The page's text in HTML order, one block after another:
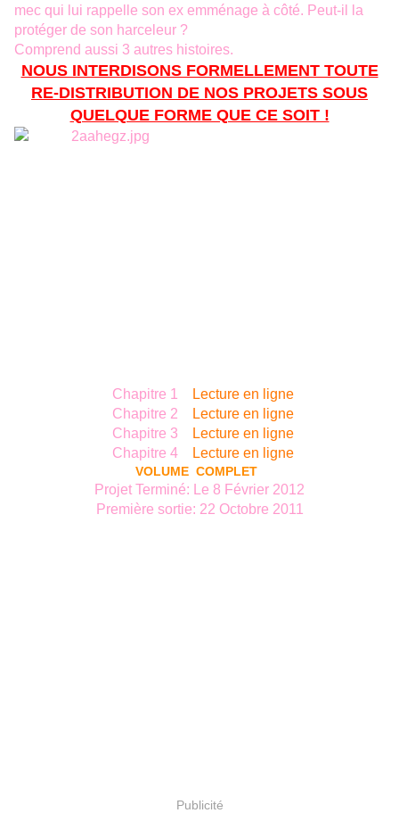
mec qui lui rappelle son ex emménage à côté. Peut-il la
protéger de son harceleur ?
Comprend aussi 3 autres histoires.
NOUS INTERDISONS FORMELLEMENT TOUTE
RE-DISTRIBUTION DE NOS PROJETS SOUS
QUELQUE FORME QUE CE SOIT !
Chapitre 1
Lecture en ligne
Chapitre 2
Lecture en ligne
Chapitre 3
Lecture en ligne
Chapitre 4
Lecture en ligne
VOLUME COMPLET
Projet Terminé: Le 8 Février 2012
Première sortie: 22 Octobre 2011
Publicité